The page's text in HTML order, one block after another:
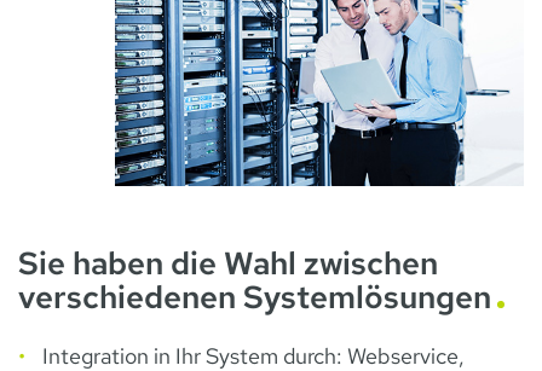
Sie haben die Wahl zwischen
verschiedenen Systemlösungen
Integration in Ihr System durch: Webservice,